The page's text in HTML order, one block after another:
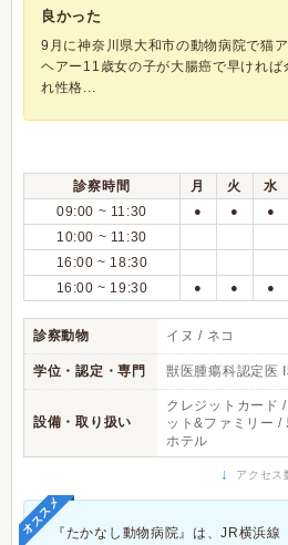
良かった
9月に神奈川県大和市の動物病院で猫
ヘアー11歳女の子が大腸癌で早ければ
れ性格...
診察時間 月 火 水
09:00 ~ 11:30
● ● ●
10:00 ~ 11:30
16:00 ~ 18:30
16:00 ~ 19:30 ● ● ●
診察動物 イヌ / ネコ
学位・認定・専門 獣医腫瘍科認定医
設備・取り扱い
クレジットカード
ット&ファミリー /
ホテル
↓ アクセ
オススメ『たかなし動物病院』は、JR横浜線